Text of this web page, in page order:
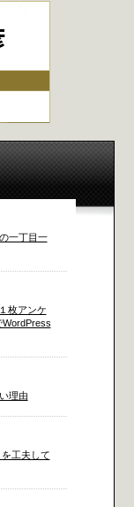
一丁目一
枚アンケ
WordPress
理由
工夫して